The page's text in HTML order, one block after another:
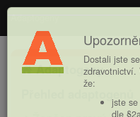
Adaptogeny
Hlavní
nabídkaAdaptogeny
Dostali jste
zdravotnictví.
že:
jste
dle